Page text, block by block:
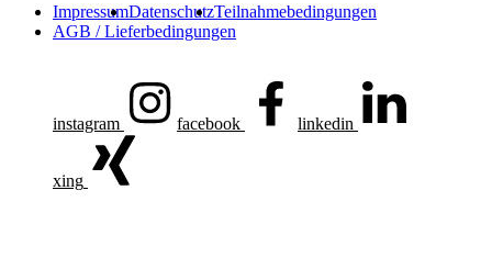
ImpressumDatenschutzTeilnahmebedingungen
AGB / Lieferbedingungen
instagram facebook linkedin
xing